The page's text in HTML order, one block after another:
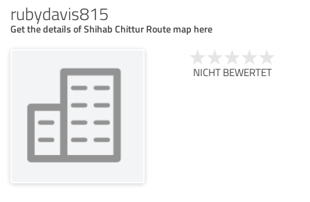
rubydavis815
Get the details of Shihab Chittur Route map here
NICHT BEWERTET